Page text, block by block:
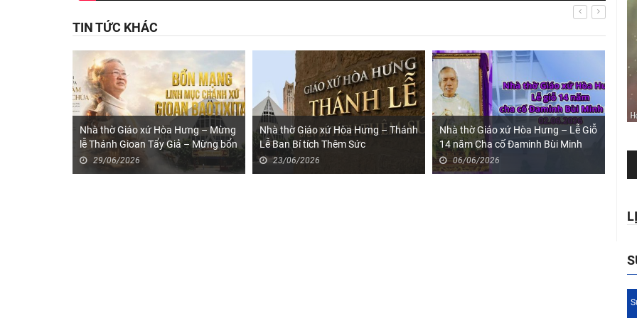
TIN TỨC KHÁC
Nhà thờ Giáo xứ Hòa Hưng – Mừng
lễ Thánh Gioan Tẩy Giả – Mừng bổn
mạng cha Chánh xứ GB. Vũ Mạnh
Hùng
29/06/2026
Nhà thờ Giáo xứ Hòa Hưng – Thánh
Lễ Ban Bí tích Thêm Sức
23/06/2026
Nhà thờ Giáo xứ Hòa Hưng – Lễ Giỗ
14 năm Cha cố Đaminh Bùi Minh
Sơn, 02.06.2026
06/06/2026